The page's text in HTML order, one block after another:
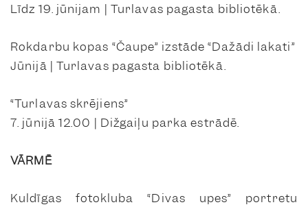
Līdz 19. jūnijam | Turlavas pagasta bibliotēkā.
Rokdarbu kopas “Čaupe” izstāde “Dažādi lakati”
Jūnijā | Turlavas pagasta bibliotēkā.
“Turlavas skrējiens”
7. jūnijā 12.00 | Dižgaiļu parka estrādē.
VĀRMĒ
Kuldīgas fotokluba “Divas upes” portretu